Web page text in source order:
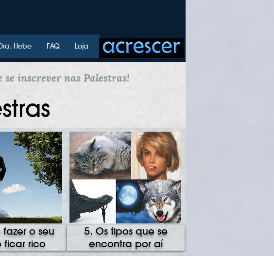
se inscrever nas Palestras!
o seu
ficar rico
5. Os tipos que se
encontra por aí
Hebe FAQ Loja